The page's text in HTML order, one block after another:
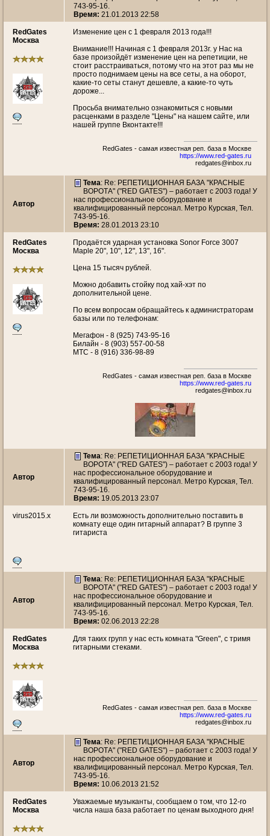
743-95-16.
Время: 21.01.2013 22:58
RedGates
Москва
Изменение цен с 1 февраля 2013 года!!!
Внимание!!! Начиная с 1 февраля 2013г. у Нас на
базе произойдёт изменение цен на репетиции, не
стоит расстраиваться, потому что на этот раз мы не
просто поднимаем цены на все сеты, а на оборот,
какие-то сеты станут дешевле, а какие-то чуть
дороже...
Просьба внимательно ознакомиться с новыми
расценками в разделе "Цены" на нашем сайте, или
нашей группе Вконтакте!!!
RedGates - самая известная реп. база в Москве
https://www.red-gates.ru
redgates@inbox.ru
Автор
Тема: Re: РЕПЕТИЦИОННАЯ БАЗА "КРАСНЫЕ
ВОРОТА" ("RED GATES") – работает с 2003 года! У
нас профессиональное оборудование и
квалифицированный персонал. Метро Курская, Тел.
743-95-16.
Время: 28.01.2013 23:10
RedGates
Москва
Продаётся ударная установка Sonor Force 3007
Maple 20", 10", 12", 13", 16".
Цена 15 тысяч рублей.
Можно добавить стойку под хай-хэт по
дополнительной цене.
По всем вопросам обращайтесь к администраторам
базы или по телефонам:
Мегафон - 8 (925) 743-95-16
Билайн - 8 (903) 557-00-58
МТС - 8 (916) 336-98-89
RedGates - самая известная реп. база в Москве
https://www.red-gates.ru
redgates@inbox.ru
Автор
Тема: Re: РЕПЕТИЦИОННАЯ БАЗА "КРАСНЫЕ
ВОРОТА" ("RED GATES") – работает с 2003 года! У
нас профессиональное оборудование и
квалифицированный персонал. Метро Курская, Тел.
743-95-16.
Время: 19.05.2013 23:07
virus2015.x
Есть ли возможность дополнительно поставить в
комнату еще один гитарный аппарат? В группе 3
гитариста
Автор
Тема: Re: РЕПЕТИЦИОННАЯ БАЗА "КРАСНЫЕ
ВОРОТА" ("RED GATES") – работает с 2003 года! У
нас профессиональное оборудование и
квалифицированный персонал. Метро Курская, Тел.
743-95-16.
Время: 02.06.2013 22:28
RedGates
Москва
Для таких групп у нас есть комната "Green", с тримя
гитарными стеками.
RedGates - самая известная реп. база в Москве
https://www.red-gates.ru
redgates@inbox.ru
Автор
Тема: Re: РЕПЕТИЦИОННАЯ БАЗА "КРАСНЫЕ
ВОРОТА" ("RED GATES") – работает с 2003 года! У
нас профессиональное оборудование и
квалифицированный персонал. Метро Курская, Тел.
743-95-16.
Время: 10.06.2013 21:52
RedGates
Москва
Уважаемые музыканты, сообщаем о том, что 12-го
числа наша база работает по ценам выходного дня!